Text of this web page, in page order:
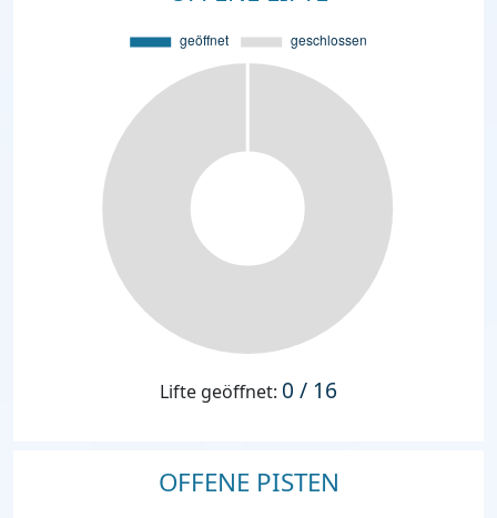
Lifte geöffnet: 0 / 16
OFFENE PISTEN